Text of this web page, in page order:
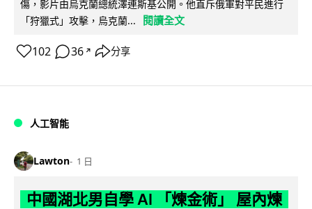
傷，影片由烏克蘭總統澤連斯基公開。他直斥俄軍對平民進行
「狩獵式」攻擊，烏克蘭...
閱讀全文
102 36 ↗ 分享
人工智能
Lawton 1 日
中國湖北男自學 AI 「煉金術」 屋內煉